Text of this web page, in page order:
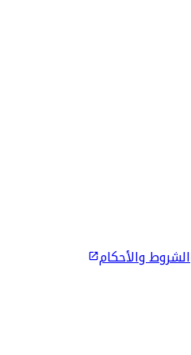
الشروط والأحكام